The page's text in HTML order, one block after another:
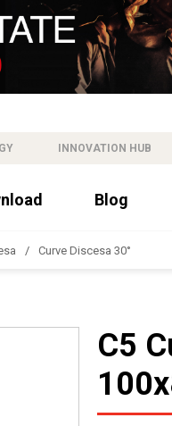
INNOVATION HUB
Blog
Curve Discesa 30°
C5